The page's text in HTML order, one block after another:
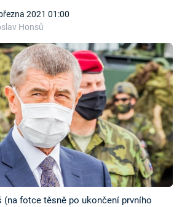
2021 01:00
Honsů
(na fotce těsně po ukončení prvního